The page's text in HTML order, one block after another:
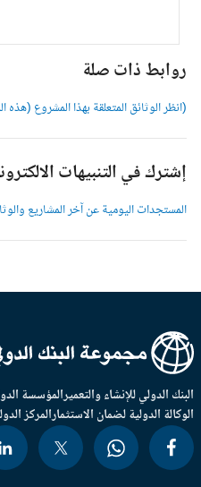
روابط ذات صلة
(انظر الوثائق المتعلقة بهذا المشروع (هذه
إشترك في التنبيهات
المستجدات اليومية عن آخر المشاريع والوثائق
الدولي للإنشاء والتعميرالمؤسسة الدولية
الدولية لضمان الاستثمارالمركز